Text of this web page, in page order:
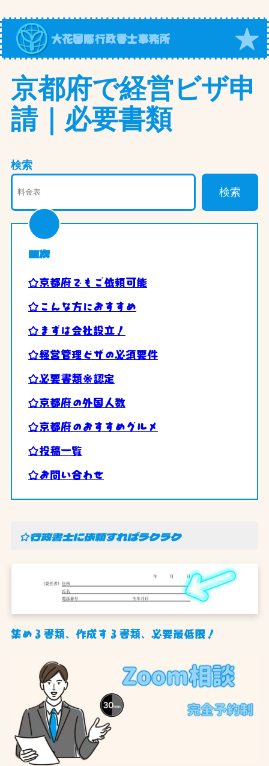
容
を
ス
大花国際行政書士事務所
京都府で経営ビザ申
請｜必要書類
検索
検索
目次
☆京都府でもご依頼可能
☆こんな方におすすめ
☆まずは会社設立！
☆経営管理ビザの必須要件
☆必要書類※認定
☆京都府の外国人数
☆京都府のおすすめグルメ
☆投稿一覧
☆お問い合わせ
☆行政書士に依頼すればラクラク
集める書類、作成する書類、必要最低限！